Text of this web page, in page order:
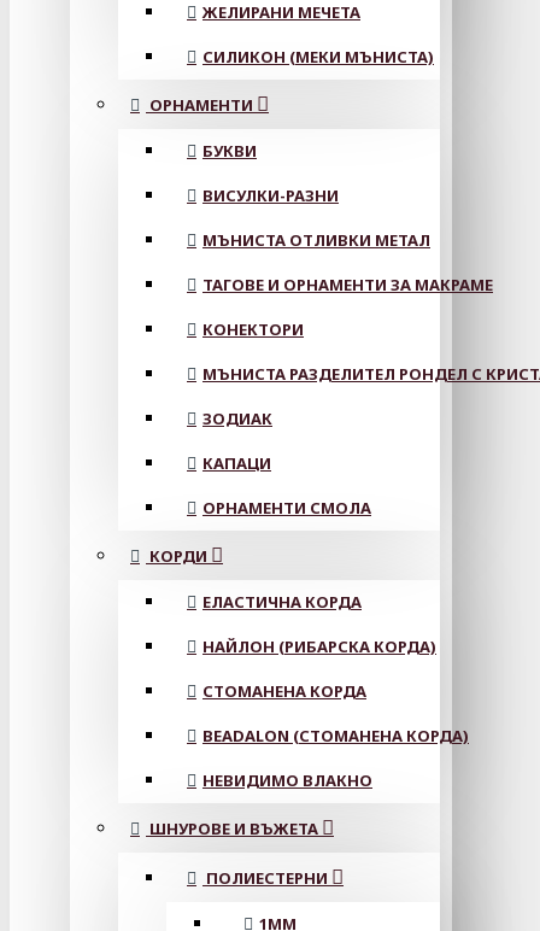
ЖЕЛИРАНИ МЕЧЕТА
СИЛИКОН (МЕКИ МЪНИСТА)
ОРНАМЕНТИ
БУКВИ
ВИСУЛКИ-РАЗНИ
МЪНИСТА ОТЛИВКИ МЕТАЛ
ТАГОВЕ И ОРНАМЕНТИ ЗА МАКРАМЕ
КОНЕКТОРИ
МЪНИСТА РАЗДЕЛИТЕЛ РОНДЕЛ С
ЗОДИАК
КАПАЦИ
ОРНАМЕНТИ СМОЛА
КОРДИ
ЕЛАСТИЧНА КОРДА
НАЙЛОН (РИБАРСКА КОРДА)
СТОМАНЕНА КОРДА
BEADALON (СТОМАНЕНА КОРДА)
НЕВИДИМО ВЛАКНО
ШНУРОВЕ И ВЪЖЕТА
ПОЛИЕСТЕРНИ
1ММ